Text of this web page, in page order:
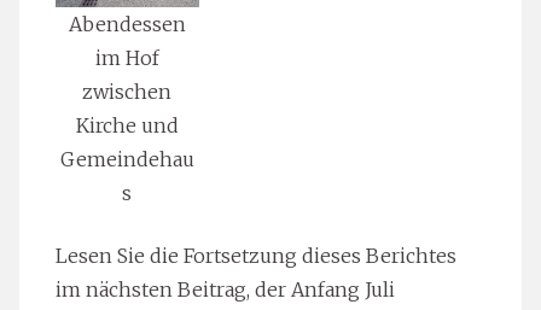
Abendessen
im Hof
zwischen
Kirche und
Gemeindehau
s
Lesen Sie die Fortsetzung dieses Berichtes
im nächsten Beitrag, der Anfang Juli